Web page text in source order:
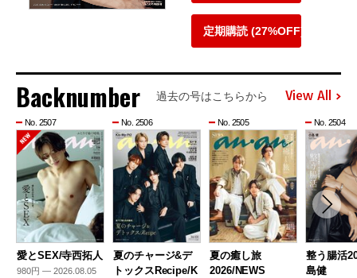
定期購読 (27%OFF)
Backnumber 過去の号はこちらから View All
No. 2507
愛とSEX/寺西拓人
980円 — 2026.08.05
No. 2506
夏のチャージ&デ
トックスRecipe/K
No. 2505
夏の癒し旅
2026/NEWS
No. 2504
整う腸活
島健